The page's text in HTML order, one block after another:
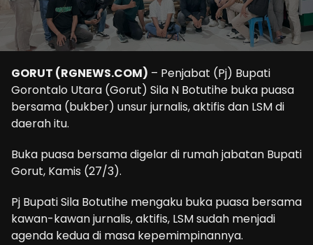
GORUT (RGNEWS.COM) – Penjabat (Pj) Bupati
Gorontalo Utara (Gorut) Sila N Botutihe buka puasa
bersama (bukber) unsur jurnalis, aktifis dan LSM di
daerah itu.
Buka puasa bersama digelar di rumah jabatan Bupati
Gorut, Kamis (27/3).
Pj Bupati Sila Botutihe mengaku buka puasa bersama
kawan-kawan jurnalis, aktifis, LSM sudah menjadi
agenda kedua di masa kepemimpinannya.